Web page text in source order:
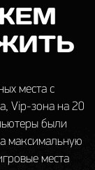
места c
Vip-зона на 20
были
максимальную
места